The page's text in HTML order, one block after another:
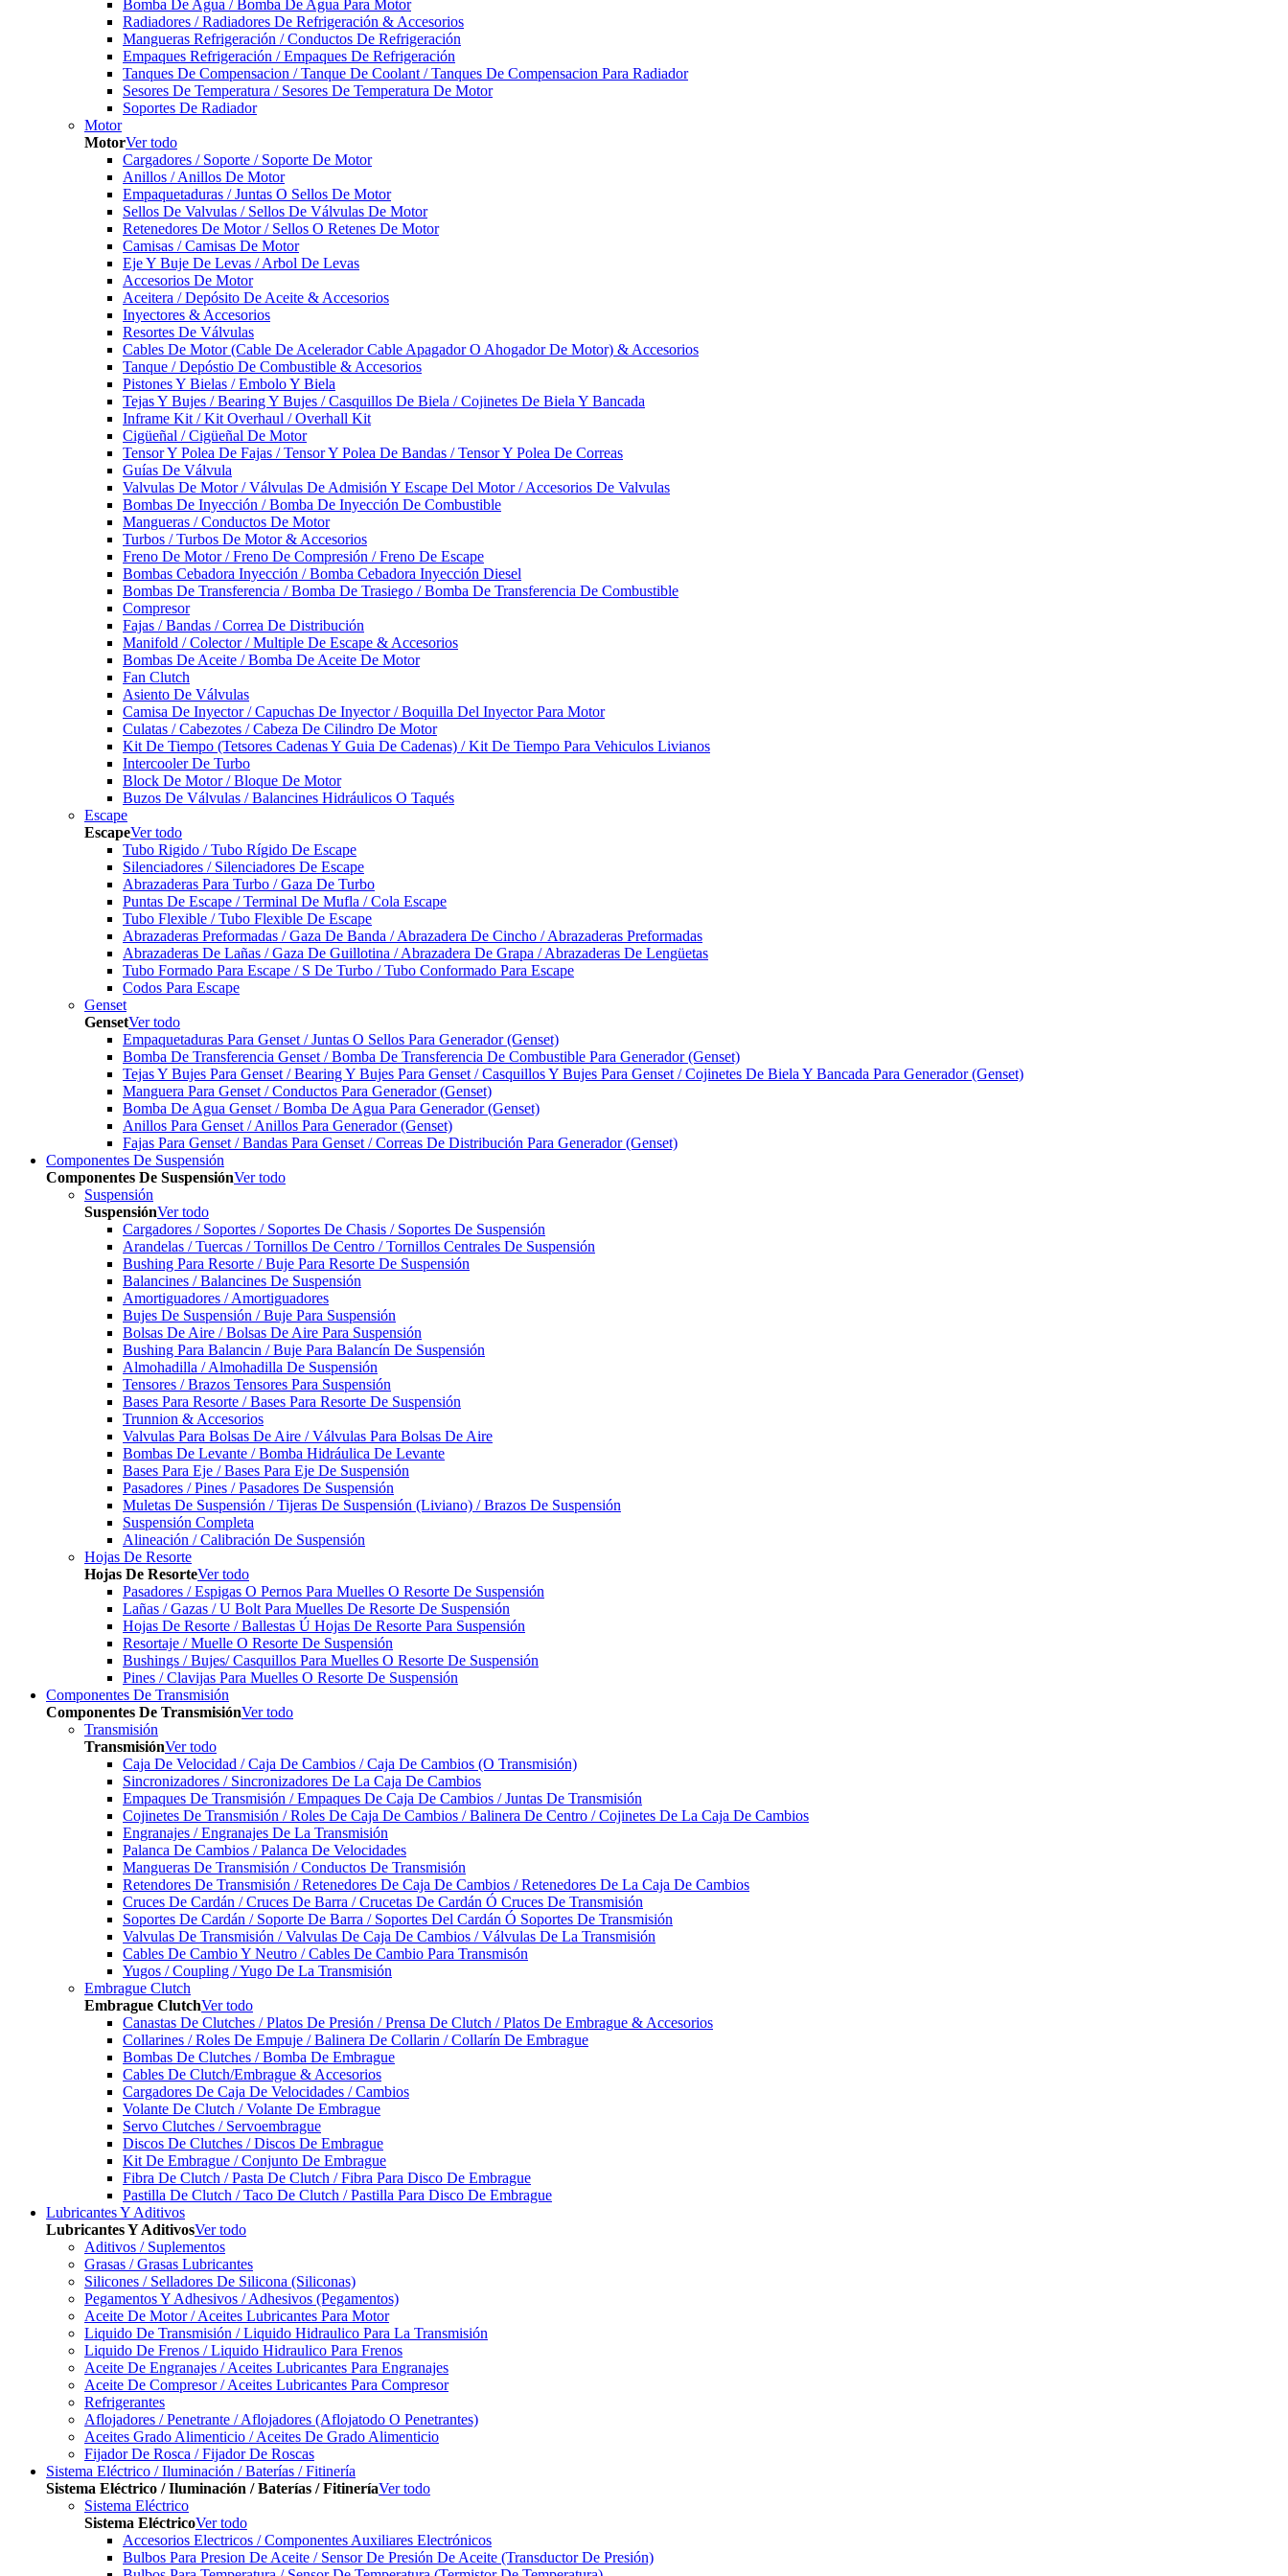
Bomba De Agua / Bomba De Agua Para Motor
Radiadores / Radiadores De Refrigeración & Accesorios
Mangueras Refrigeración / Conductos De Refrigeración
Empaques Refrigeración / Empaques De Refrigeración
Tanques De Compensacion / Tanque De Coolant / Tanques De Compensacion Para Radiador
Sesores De Temperatura / Sesores De Temperatura De Motor
Soportes De Radiador
Motor
MotorVer todo
Cargadores / Soporte / Soporte De Motor
Anillos / Anillos De Motor
Empaquetaduras / Juntas O Sellos De Motor
Sellos De Valvulas / Sellos De Válvulas De Motor
Retenedores De Motor / Sellos O Retenes De Motor
Camisas / Camisas De Motor
Eje Y Buje De Levas / Arbol De Levas
Accesorios De Motor
Aceitera / Depósito De Aceite & Accesorios
Inyectores & Accesorios
Resortes De Válvulas
Cables De Motor (Cable De Acelerador Cable Apagador O Ahogador De Motor) & Accesorios
Tanque / Depóstio De Combustible & Accesorios
Pistones Y Bielas / Embolo Y Biela
Tejas Y Bujes / Bearing Y Bujes / Casquillos De Biela / Cojinetes De Biela Y Bancada
Inframe Kit / Kit Overhaul / Overhall Kit
Cigüeñal / Cigüeñal De Motor
Tensor Y Polea De Fajas / Tensor Y Polea De Bandas / Tensor Y Polea De Correas
Guías De Válvula
Valvulas De Motor / Válvulas De Admisión Y Escape Del Motor / Accesorios De Valvulas
Bombas De Inyección / Bomba De Inyección De Combustible
Mangueras / Conductos De Motor
Turbos / Turbos De Motor & Accesorios
Freno De Motor / Freno De Compresión / Freno De Escape
Bombas Cebadora Inyección / Bomba Cebadora Inyección Diesel
Bombas De Transferencia / Bomba De Trasiego / Bomba De Transferencia De Combustible
Compresor
Fajas / Bandas / Correa De Distribución
Manifold / Colector / Multiple De Escape & Accesorios
Bombas De Aceite / Bomba De Aceite De Motor
Fan Clutch
Asiento De Válvulas
Camisa De Inyector / Capuchas De Inyector / Boquilla Del Inyector Para Motor
Culatas / Cabezotes / Cabeza De Cilindro De Motor
Kit De Tiempo (Tetsores Cadenas Y Guia De Cadenas) / Kit De Tiempo Para Vehiculos Livianos
Intercooler De Turbo
Block De Motor / Bloque De Motor
Buzos De Válvulas / Balancines Hidráulicos O Taqués
Escape
EscapeVer todo
Tubo Rigido / Tubo Rígido De Escape
Silenciadores / Silenciadores De Escape
Abrazaderas Para Turbo / Gaza De Turbo
Puntas De Escape / Terminal De Mufla / Cola Escape
Tubo Flexible / Tubo Flexible De Escape
Abrazaderas Preformadas / Gaza De Banda / Abrazadera De Cincho / Abrazaderas Preformadas
Abrazaderas De Lañas / Gaza De Guillotina / Abrazadera De Grapa / Abrazaderas De Lengüetas
Tubo Formado Para Escape / S De Turbo / Tubo Conformado Para Escape
Codos Para Escape
Genset
GensetVer todo
Empaquetaduras Para Genset / Juntas O Sellos Para Generador (Genset)
Bomba De Transferencia Genset / Bomba De Transferencia De Combustible Para Generador (Genset)
Tejas Y Bujes Para Genset / Bearing Y Bujes Para Genset / Casquillos Y Bujes Para Genset / Cojinetes De Biela Y Bancada Para Generador (Genset)
Manguera Para Genset / Conductos Para Generador (Genset)
Bomba De Agua Genset / Bomba De Agua Para Generador (Genset)
Anillos Para Genset / Anillos Para Generador (Genset)
Fajas Para Genset / Bandas Para Genset / Correas De Distribución Para Generador (Genset)
Componentes De Suspensión
Componentes De SuspensiónVer todo
Suspensión
SuspensiónVer todo
Cargadores / Soportes / Soportes De Chasis / Soportes De Suspensión
Arandelas / Tuercas / Tornillos De Centro / Tornillos Centrales De Suspensión
Bushing Para Resorte / Buje Para Resorte De Suspensión
Balancines / Balancines De Suspensión
Amortiguadores / Amortiguadores
Bujes De Suspensión / Buje Para Suspensión
Bolsas De Aire / Bolsas De Aire Para Suspensión
Bushing Para Balancin / Buje Para Balancín De Suspensión
Almohadilla / Almohadilla De Suspensión
Tensores / Brazos Tensores Para Suspensión
Bases Para Resorte / Bases Para Resorte De Suspensión
Trunnion & Accesorios
Valvulas Para Bolsas De Aire / Válvulas Para Bolsas De Aire
Bombas De Levante / Bomba Hidráulica De Levante
Bases Para Eje / Bases Para Eje De Suspensión
Pasadores / Pines / Pasadores De Suspensión
Muletas De Suspensión / Tijeras De Suspensión (Liviano) / Brazos De Suspensión
Suspensión Completa
Alineación / Calibración De Suspensión
Hojas De Resorte
Hojas De ResorteVer todo
Pasadores / Espigas O Pernos Para Muelles O Resorte De Suspensión
Lañas / Gazas / U Bolt Para Muelles De Resorte De Suspensión
Hojas De Resorte / Ballestas Ú Hojas De Resorte Para Suspensión
Resortaje / Muelle O Resorte De Suspensión
Bushings / Bujes/ Casquillos Para Muelles O Resorte De Suspensión
Pines / Clavijas Para Muelles O Resorte De Suspensión
Componentes De Transmisión
Componentes De TransmisiónVer todo
Transmisión
TransmisiónVer todo
Caja De Velocidad / Caja De Cambios / Caja De Cambios (O Transmisión)
Sincronizadores / Sincronizadores De La Caja De Cambios
Empaques De Transmisión / Empaques De Caja De Cambios / Juntas De Transmisión
Cojinetes De Transmisión / Roles De Caja De Cambios / Balinera De Centro / Cojinetes De La Caja De Cambios
Engranajes / Engranajes De La Transmisión
Palanca De Cambios / Palanca De Velocidades
Mangueras De Transmisión / Conductos De Transmisión
Retendores De Transmisión / Retenedores De Caja De Cambios / Retenedores De La Caja De Cambios
Cruces De Cardán / Cruces De Barra / Crucetas De Cardán Ó Cruces De Transmisión
Soportes De Cardán / Soporte De Barra / Soportes Del Cardán Ó Soportes De Transmisión
Valvulas De Transmisión / Valvulas De Caja De Cambios / Válvulas De La Transmisión
Cables De Cambio Y Neutro / Cables De Cambio Para Transmisón
Yugos / Coupling / Yugo De La Transmisión
Embrague Clutch
Embrague ClutchVer todo
Canastas De Clutches / Platos De Presión / Prensa De Clutch / Platos De Embrague & Accesorios
Collarines / Roles De Empuje / Balinera De Collarin / Collarín De Embrague
Bombas De Clutches / Bomba De Embrague
Cables De Clutch/Embrague & Accesorios
Cargadores De Caja De Velocidades / Cambios
Volante De Clutch / Volante De Embrague
Servo Clutches / Servoembrague
Discos De Clutches / Discos De Embrague
Kit De Embrague / Conjunto De Embrague
Fibra De Clutch / Pasta De Clutch / Fibra Para Disco De Embrague
Pastilla De Clutch / Taco De Clutch / Pastilla Para Disco De Embrague
Lubricantes Y Aditivos
Lubricantes Y AditivosVer todo
Aditivos / Suplementos
Grasas / Grasas Lubricantes
Silicones / Selladores De Silicona (Siliconas)
Pegamentos Y Adhesivos / Adhesivos (Pegamentos)
Aceite De Motor / Aceites Lubricantes Para Motor
Liquido De Transmisión / Liquido Hidraulico Para La Transmisión
Liquido De Frenos / Liquido Hidraulico Para Frenos
Aceite De Engranajes / Aceites Lubricantes Para Engranajes
Aceite De Compresor / Aceites Lubricantes Para Compresor
Refrigerantes
Aflojadores / Penetrante / Aflojadores (Aflojatodo O Penetrantes)
Aceites Grado Alimenticio / Aceites De Grado Alimenticio
Fijador De Rosca / Fijador De Roscas
Sistema Eléctrico / Iluminación / Baterías / Fitinería
Sistema Eléctrico / Iluminación / Baterías / FitineríaVer todo
Sistema Eléctrico
Sistema EléctricoVer todo
Accesorios Electricos / Componentes Auxiliares Electrónicos
Bulbos Para Presion De Aceite / Sensor De Presión De Aceite (Transductor De Presión)